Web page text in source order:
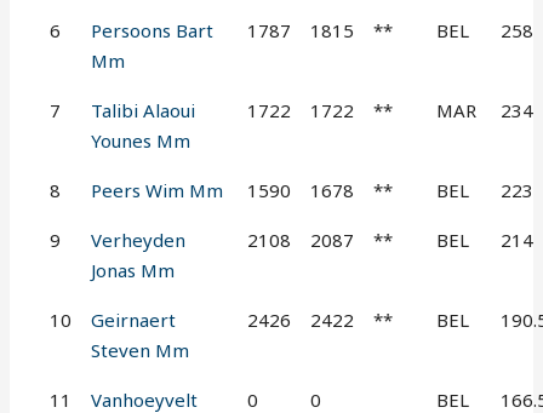
6
Persoons Bart
Mm
1787 1815 ** BEL 258
7
Talibi Alaoui
Younes Mm
1722 1722 ** MAR 234
8 Peers Wim Mm 1590 1678 ** BEL 223
9
Verheyden
Jonas Mm
2108 2087 ** BEL 214
10
Geirnaert
Steven Mm
2426 2422 ** BEL
11
Vanhoeyvelt
0 0 BEL